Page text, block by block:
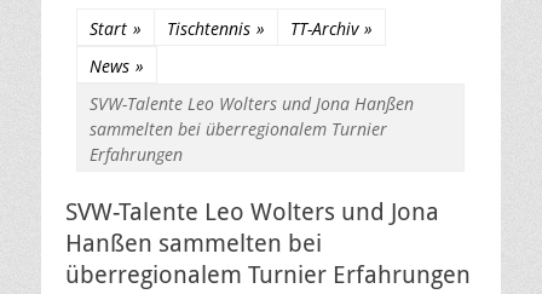
Start » Tischtennis » TT-Archiv »
News »
SVW-Talente Leo Wolters und Jona Hanßen
sammelten bei überregionalem Turnier
Erfahrungen
SVW-Talente Leo Wolters und Jona
Hanßen sammelten bei
überregionalem Turnier Erfahrungen